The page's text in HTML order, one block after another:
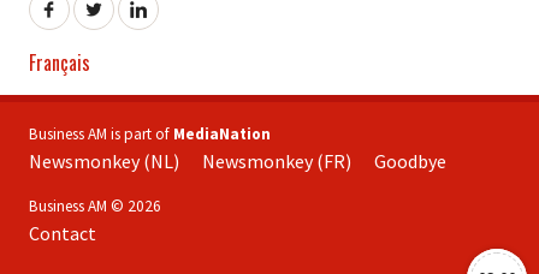
Français
Business AM is part of MediaNation
Newsmonkey (NL) Newsmonkey (FR) Goodbye
Business AM © 2026
Contact